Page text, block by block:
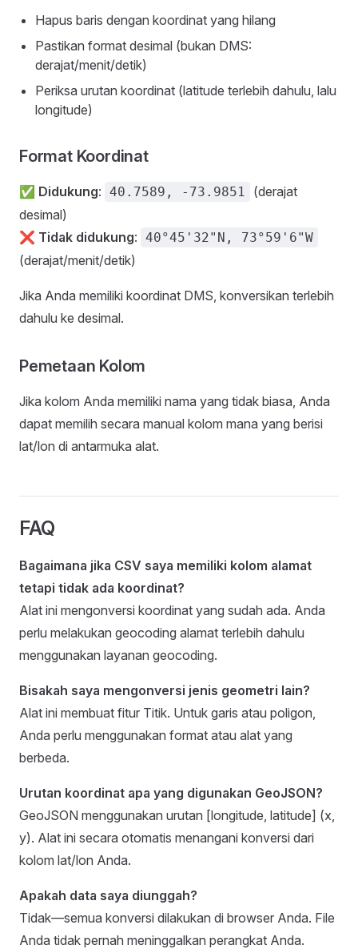
Hapus baris dengan koordinat yang hilang
Pastikan format desimal (bukan DMS:
derajat/menit/detik)
Periksa urutan koordinat (latitude terlebih dahulu, lalu
longitude)
Format Koordinat
✅ Didukung: 40.7589, -73.9851
(derajat
desimal)
❌ Tidak didukung: 40°45'32"N, 73°59'6"W
(derajat/menit/detik)
Jika Anda memiliki koordinat DMS, konversikan terlebih
dahulu ke desimal.
Pemetaan Kolom
Jika kolom Anda memiliki nama yang tidak biasa, Anda
dapat memilih secara manual kolom mana yang berisi
lat/lon di antarmuka alat.
FAQ
Bagaimana jika CSV saya memiliki kolom alamat
tetapi tidak ada koordinat?
Alat ini mengonversi koordinat yang sudah ada. Anda
perlu melakukan geocoding alamat terlebih dahulu
menggunakan layanan geocoding.
Bisakah saya mengonversi jenis geometri lain?
Alat ini membuat fitur Titik. Untuk garis atau poligon,
Anda perlu menggunakan format atau alat yang
berbeda.
Urutan koordinat apa yang digunakan GeoJSON?
GeoJSON menggunakan urutan [longitude, latitude] (x,
y). Alat ini secara otomatis menangani konversi dari
kolom lat/lon Anda.
Apakah data saya diunggah?
Tidak—semua konversi dilakukan di browser Anda. File
Anda tidak pernah meninggalkan perangkat Anda.